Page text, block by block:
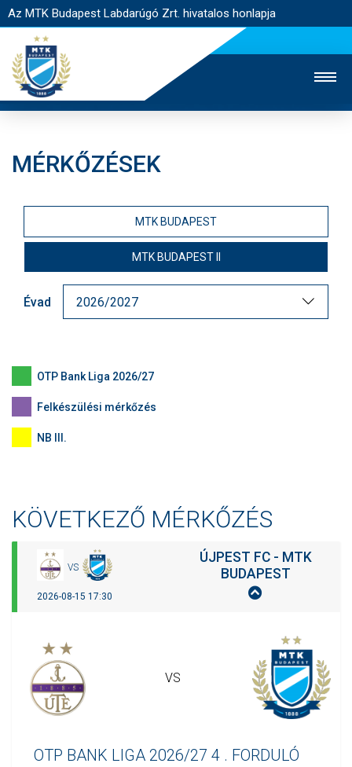
Az MTK Budapest Labdarúgó Zrt. hivatalos honlapja
JEGYÉRTÉKESÍTÉS
WEBSHOP
STADION
EGYESÜLET
KAPCSOLAT
HÍREK
MÉRKŐZÉSEK
MÉRKŐZÉSEK
MTK BUDAPEST
MTK BUDAPEST II
Évad
OTP Bank Liga 2026/27
Felkészülési mérkőzés
NB III.
KÖVETKEZŐ MÉRKŐZÉS
2026-08-15 17:30
VS
ÚJPEST FC - MTK
BUDAPEST
VS
OTP BANK LIGA 2026/27 4 . FORDULÓ